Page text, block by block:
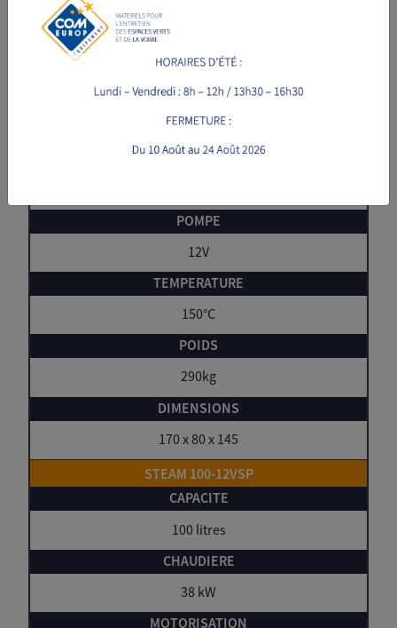
100 litres
38 kW
12V
150°C
290kg
170 x 80 x 145
STEAM 100-12VSP
100 litres
38 kW